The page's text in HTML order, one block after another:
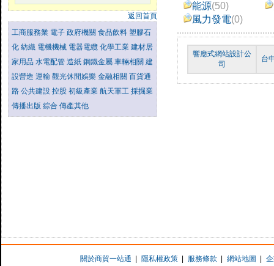
返回首頁
工商服務業 電子 政府機關 食品飲料 塑膠石
化 紡織 電機機械 電器電纜 化學工業 建材居
家用品 水電配管 造紙 鋼鐵金屬 車輛相關 建
設營造 運輸 觀光休閒娛樂 金融相關 百貨通
路 公共建設 控股 初級產業 航天軍工 採掘業
傳播出版 綜合 傳產其他
能源(50)
風力發電(0)
響應式網站設計公
司
台
關於商貿一站通 隱私權政策 服務條款 網站地圖